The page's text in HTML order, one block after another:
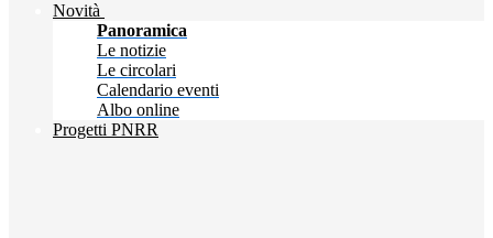
Novità
Panoramica
Le notizie
Le circolari
Calendario eventi
Albo online
Progetti PNRR